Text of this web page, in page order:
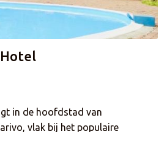
in de hoofdstad van
vlak bij het populaire
bekend als het Vogelpark), een